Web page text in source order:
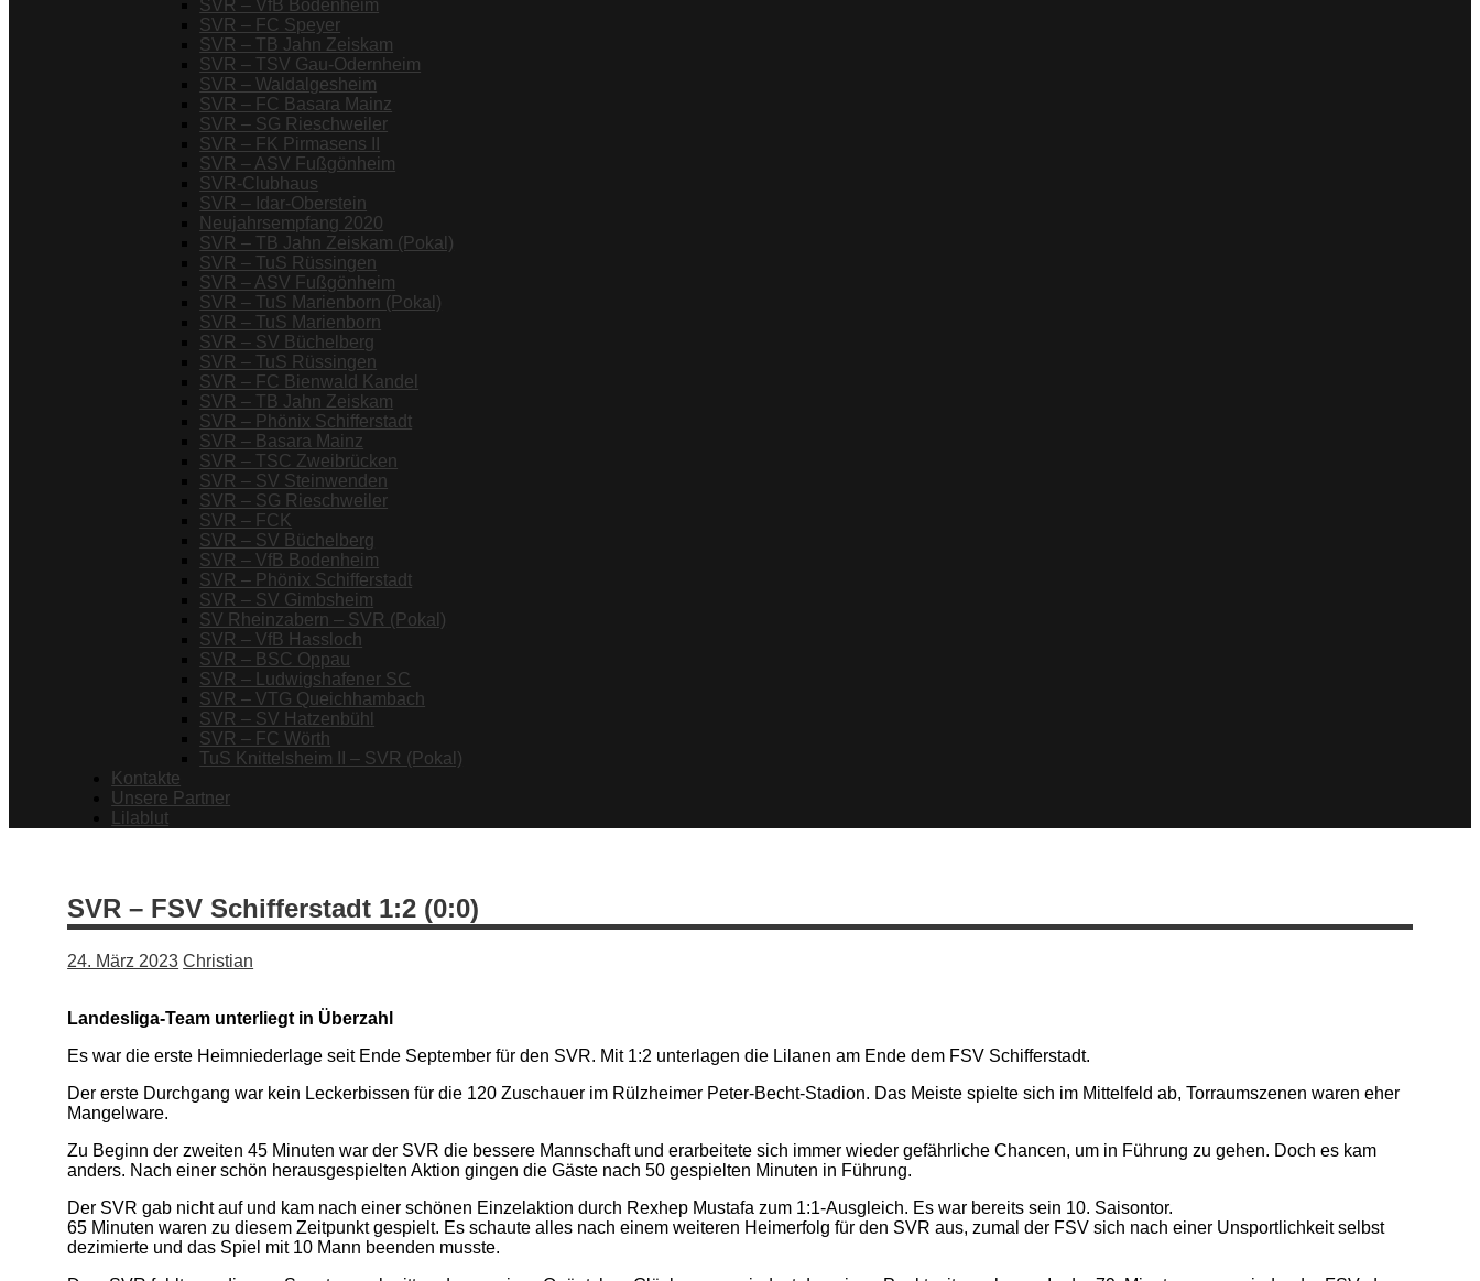
SVR – VfB Bodenheim
SVR – FC Speyer
SVR – TB Jahn Zeiskam
SVR – TSV Gau-Odernheim
SVR – Waldalgesheim
SVR – FC Basara Mainz
SVR – SG Rieschweiler
SVR – FK Pirmasens II
SVR – ASV Fußgönheim
SVR-Clubhaus
SVR – Idar-Oberstein
Neujahrsempfang 2020
SVR – TB Jahn Zeiskam (Pokal)
SVR – TuS Rüssingen
SVR – ASV Fußgönheim
SVR – TuS Marienborn (Pokal)
SVR – TuS Marienborn
SVR – SV Büchelberg
SVR – TuS Rüssingen
SVR – FC Bienwald Kandel
SVR – TB Jahn Zeiskam
SVR – Phönix Schifferstadt
SVR – Basara Mainz
SVR – TSC Zweibrücken
SVR – SV Steinwenden
SVR – SG Rieschweiler
SVR – FCK
SVR – SV Büchelberg
SVR – VfB Bodenheim
SVR – Phönix Schifferstadt
SVR – SV Gimbsheim
SV Rheinzabern – SVR (Pokal)
SVR – VfB Hassloch
SVR – BSC Oppau
SVR – Ludwigshafener SC
SVR – VTG Queichhambach
SVR – SV Hatzenbühl
SVR – FC Wörth
TuS Knittelsheim II – SVR (Pokal)
Kontakte
Unsere Partner
Lilablut
SVR – FSV Schifferstadt 1:2 (0:0)
24. März 2023 Christian
Landesliga-Team unterliegt in Überzahl
Es war die erste Heimniederlage seit Ende September für den SVR. Mit 1:2 unterlagen die Lilanen am Ende dem FSV Schifferstadt.
Der erste Durchgang war kein Leckerbissen für die 120 Zuschauer im Rülzheimer Peter-Becht-Stadion. Das Meiste spielte sich im Mittelfeld ab, Torraumszenen waren eher
Mangelware.
Zu Beginn der zweiten 45 Minuten war der SVR die bessere Mannschaft und erarbeitete sich immer wieder gefährliche Chancen, um in Führung zu gehen. Doch es kam
anders. Nach einer schön herausgespielten Aktion gingen die Gäste nach 50 gespielten Minuten in Führung.
Der SVR gab nicht auf und kam nach einer schönen Einzelaktion durch Rexhep Mustafa zum 1:1-Ausgleich. Es war bereits sein 10. Saisontor.
65 Minuten waren zu diesem Zeitpunkt gespielt. Es schaute alles nach einem weiteren Heimerfolg für den SVR aus, zumal der FSV sich nach einer Unsportlichkeit selbst
dezimierte und das Spiel mit 10 Mann beenden musste.